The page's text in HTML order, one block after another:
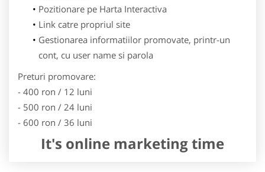
Pozitionare pe Harta Interactiva
Link catre propriul site
Gestionarea informatiilor promovate, printr-un
cont, cu user name si parola
Preturi promovare:
- 400 ron / 12 luni
- 500 ron / 24 luni
- 600 ron / 36 luni
It's online marketing time